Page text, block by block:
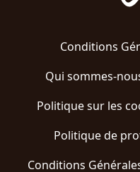
Conditions
Qui sommes-
Politique sur les
Politique de
Conditions